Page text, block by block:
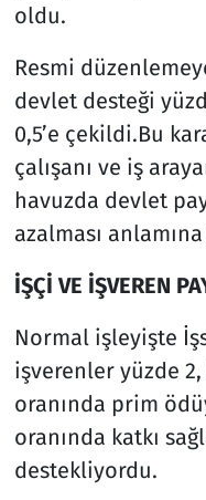
oldu.
Resmi
devlet desteği
0,5’e çekildi.Bu
çalışanı ve iş
havuzda devlet
azalması
İŞÇİ VE İŞVEREN
Normal işleyişte
işverenler yüzde
oranında prim
oranında katkı
destekliyordu.